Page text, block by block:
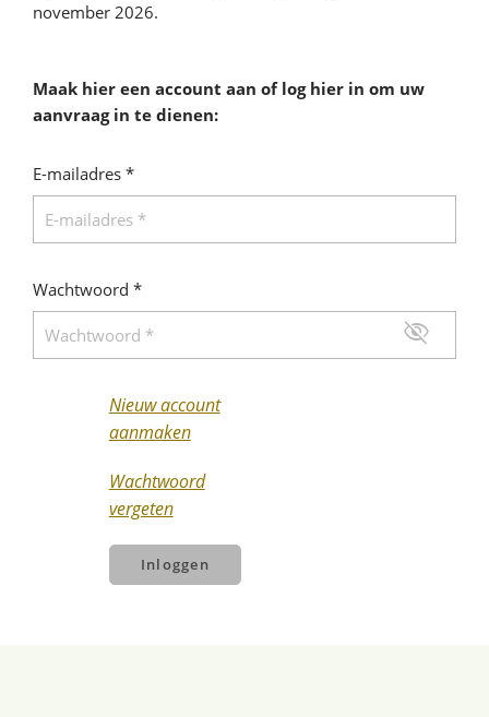
november 2026.
Maak hier een account aan of log hier in om uw
aanvraag in te dienen:
E-mailadres *
Wachtwoord *
visibility_off
Nieuw account
aanmaken
Wachtwoord
vergeten
Inloggen